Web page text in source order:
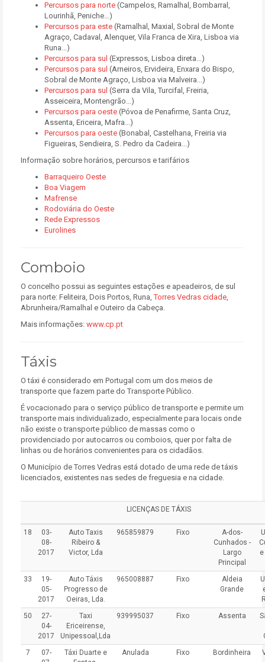
Percursos para norte (Campelos, Ramalhal, Bombarral,
Lourinhã, Peniche…)
Percursos para este (Ramalhal, Maxial, Sobral de Monte
Agraço, Cadaval, Alenquer, Vila Franca de Xira, Lisboa via
Runa...)
Percursos para sul (Expressos, Lisboa direta...)
Percursos para sul (Arneiros, Ervideira, Enxara do Bispo,
Sobral de Monte Agraço, Lisboa via Malveira...)
Percursos para sul (Serra da Vila, Turcifal, Freiria,
Asseiceira, Montengrão...)
Percursos para oeste (Póvoa de Penafirme, Santa Cruz,
Assenta, Ericeira, Mafra...)
Percursos para oeste (Bonabal, Castelhana, Freiria via
Figueiras, Sendieira, S. Pedro da Cadeira...)
Informação sobre horários, percursos e tarifários
Barraqueiro Oeste
Boa Viagem
Mafrense
Rodoviária do Oeste
Rede Expressos
Eurolines
Comboio
O concelho possui as seguintes estações e apeadeiros, de sul
para norte: Feliteira, Dois Portos, Runa,Torres Vedras cidade,
Abrunheira/Ramalhal e Outeiro da Cabeça.
Mais informações: www.cp.pt
Táxis
O táxi é considerado em Portugal com um dos meios de
transporte que fazem parte do Transporte Público.
É vocacionado para o serviço público de transporte e permite um
transporte mais individualizado, especialmente para locais onde
não existe o transporte público de massas como o
providenciado por autocarros ou comboios, quer por falta de
linhas ou de horários convenientes para os cidadãos.
O Município de Torres Vedras está dotado de uma rede de táxis
licenciados, existentes nas sedes de freguesia e na cidade.
LICENÇAS DE TÁXIS
18
03-
08-
2017
Auto Taxis
Ribeiro &
Victor, Lda
965859879 Fixo
A-dos-
Cunhados -
Largo
Principal
33
19-
05-
2017
Auto Táxis
Progresso de
Oeiras, Lda.
965008887 Fixo
Aldeia
Grande
50
27-
04-
2017
Taxi
Ericeirense,
Unipessoal,Lda
939995037 Fixo Assenta
7
07-
Táxi Duarte e
Anulada Fixo Bordinheira